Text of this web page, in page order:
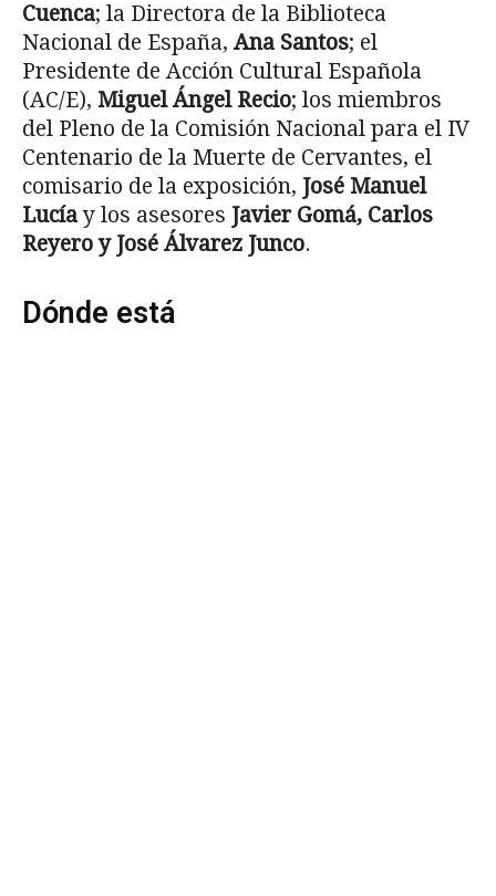
Cuenca; la Directora de la Biblioteca
Nacional de España, Ana Santos; el
Presidente de Acción Cultural Española
(AC/E), Miguel Ángel Recio; los miembros
del Pleno de la Comisión Nacional para el IV
Centenario de la Muerte de Cervantes, el
comisario de la exposición, José Manuel
Lucíay los asesores Javier Gomá, Carlos
Reyero y José Álvarez Junco.
Dónde está